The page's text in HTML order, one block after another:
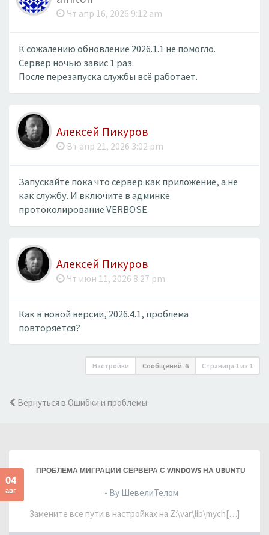
Чт апр 16, 2026 9:12 am
К сожалению обновление 2026.1.1 не помогло.
Сервер ночью завис 1 раз.
После перезапуска службы всё работает.
Алексей Пикуров
Вт апр 21, 2026 3:02 pm
Запускайте пока что сервер как приложение, а не
как службу. И включите в админке
протоколирование VERBOSE.
Алексей Пикуров
Чт июн 11, 2026 8:27 pm
Как в новой версии, 2026.4.1, проблема
повторяется?
Настройки Сообщений: 6 Страница 1 из 1
Вернуться в Ошибки и проблемы
04
авг
ПРОБЛЕМА МИГРАЦИИ СЕРВЕРА С WINDOWS НА UBUNTU
- By ШевелиТелом
Замените все пути в настройках на Z:\var\lib\mych[…]